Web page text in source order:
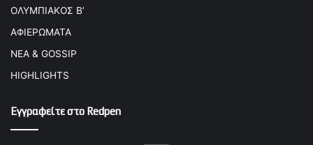
ΟΛΥΜΠΙΑΚΟΣ Β’
ΑΦΙΕΡΩΜΑΤΑ
ΝΕΑ & GOSSIP
HIGHLIGHTS
Εγγραφείτε στο Redpen